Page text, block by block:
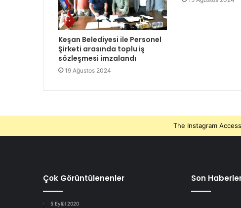
Keşan Belediyesi ile Personel
Şirketi arasında toplu iş
sözleşmesi imzalandı
19 Ağustos 2024
The Instagram
Çok Görüntülenenler
5 Eylül 2020
Son